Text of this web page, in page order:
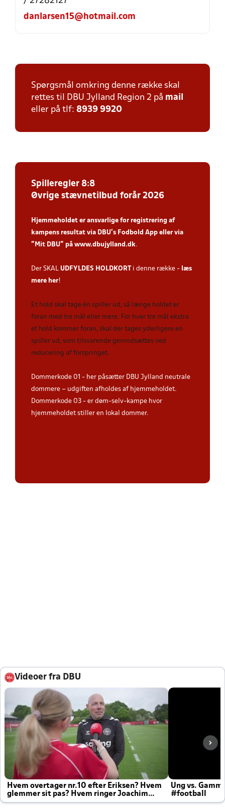
danlarsen15@hotmail.com
Spørgsmål omkring denne række skal
rettes til DBU Jylland Region 2 på mail
eller på tlf: 8939 9920
Spilleregler 8:8
Øvrige stævnetilbud forår 2026
Hjemmeholdet er ansvarlige for registrering af
kampens resultat via DBU’s Fodbold App eller via
”Mit DBU” på www.dbujylland.dk.
Der SKAL UDFYLDES HOLDKORTi denne række - læs
mere her!
Et hold skal tage én spiller ud, så længe holdet er
foran med tre mål eller mere. For hver tre mål ekstra
et hold kommer foran, skal der tages yderligere en
spiller ud, som tilsvarende genindsættes ved
reducering af forspringet.
Dommerkode 01 - her påsætter DBU Jylland neutrale
dommere – udgiften afholdes af hjemmeholdet.
Dommerkode 03 - er døm-selv-kampe hvor
hjemmeholdet stiller en lokal dommer.
Videoer fra DBU
Hvem overtager nr.10 efter Eriksen? Hvem
glemmer sit pas? Hvem ringer Joachim
altid til efter kampe?
Ung vs.
#football